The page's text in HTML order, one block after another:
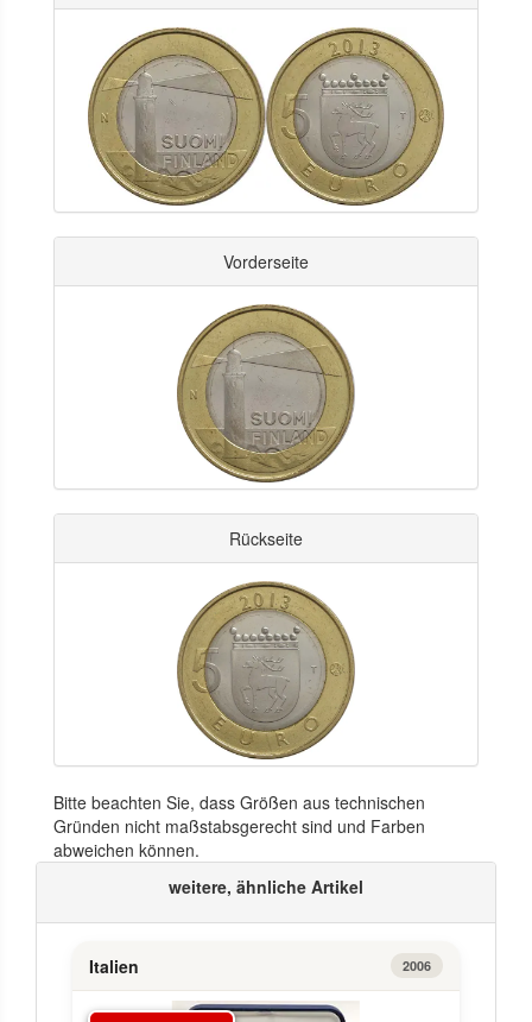
Vorderseite
Rückseite
Bitte beachten Sie, dass Größen aus technischen
Gründen nicht maßstabsgerecht sind und Farben
abweichen können.
weitere, ähnliche Artikel
Italien 2006